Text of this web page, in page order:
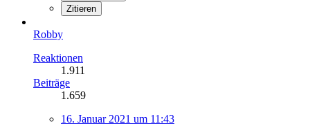
Zitieren
Robby
Reaktionen
1.911
Beiträge
1.659
16. Januar 2021 um 11:43